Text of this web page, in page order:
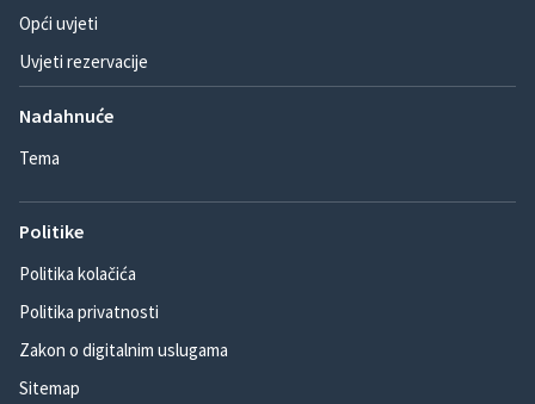
Opći uvjeti
Uvjeti rezervacije
Nadahnuće
Tema
Politike
Politika kolačića
Politika privatnosti
Zakon o digitalnim uslugama
Sitemap